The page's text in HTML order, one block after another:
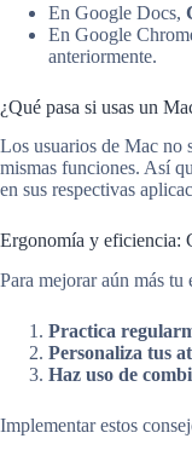
En Google Docs,
En Google
anteriormente.
¿Qué pasa si usas un
Los usuarios de Mac no
mismas funciones. Así
en sus respectivas
Ergonomía y eficiencia:
Para mejorar aún más
Practica
Personaliza tus
Haz uso de
Implementar estos